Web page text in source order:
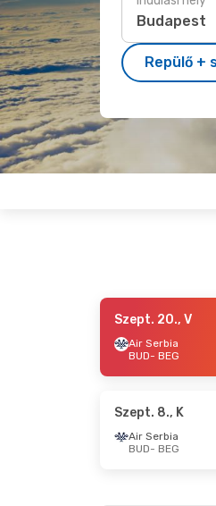
Repülő +
- Aug. 24., H
- Okt. 25., V
Szept. 20., V
Air Serbia
BUD- BEG
Szept. 8., K
Air Serbia
BUD- BEG